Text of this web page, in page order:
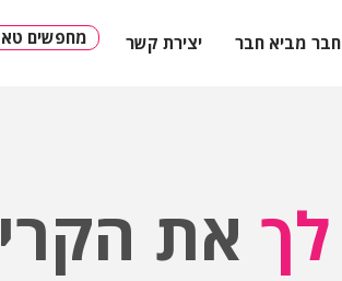
חבר מביא חבר יצירת קשר ?מחפשים
לך את